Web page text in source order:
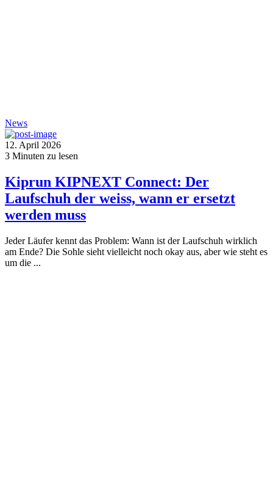
News
12. April 2026
3 Minuten zu lesen
Kiprun KIPNEXT Connect: Der
Laufschuh der weiss, wann er ersetzt
werden muss
Jeder Läufer kennt das Problem: Wann ist der Laufschuh wirklich
am Ende? Die Sohle sieht vielleicht noch okay aus, aber wie steht es
um die ...